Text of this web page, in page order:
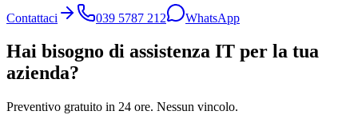
Contattaci 039 5787 212 WhatsApp
Hai bisogno di assistenza IT per la tua
azienda?
Preventivo gratuito in 24 ore. Nessun vincolo.